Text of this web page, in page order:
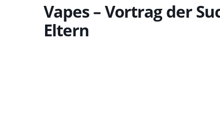
Vapes – Vortrag der
Eltern